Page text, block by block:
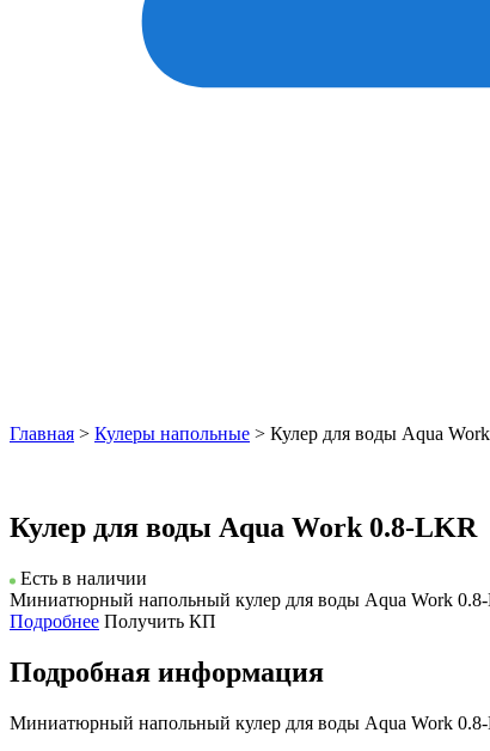
Главная > Кулеры напольные > Кулер для воды Aqua
Кулер для воды Aqua Work 0.8-LKR
Есть в наличии
Миниатюрный напольный кулер для воды Aqua Work 0.8-
Подробнее Получить КП
Подробная информация
Миниатюрный напольный кулер для воды Aqua Work 0.8-